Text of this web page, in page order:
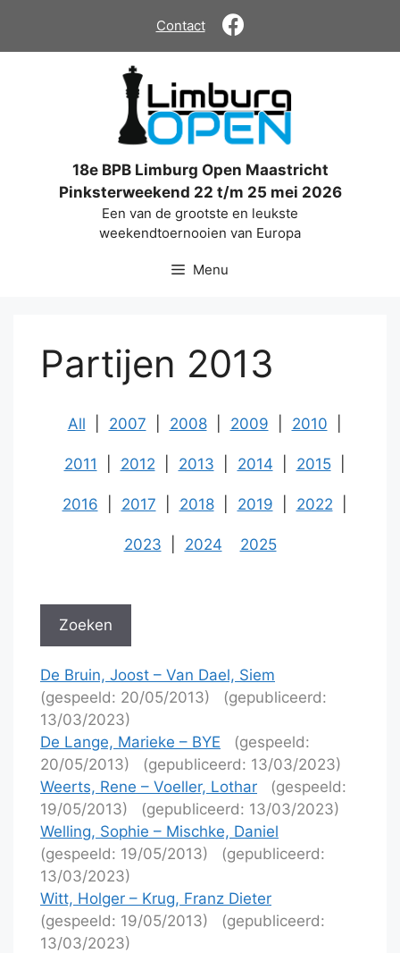
de
Contact
18e BPB Limburg Open Maastricht
Pinksterweekend 22 t/m 25 mei 2026
Een van de grootste en leukste
weekendtoernooien van Europa
Menu
Partijen 2013
All 2007 2008 2009 2010
2011 2012 2013 2014 2015
2016 2017 2018 2019 2022
2023 2024 2025
De Bruin, Joost – Van Dael, Siem
(gespeeld: 20/05/2013)
(gepubliceerd:
13/03/2023)
De Lange, Marieke – BYE
(gespeeld:
20/05/2013)
(gepubliceerd: 13/03/2023)
Weerts, Rene – Voeller, Lothar
(gespeeld:
19/05/2013)
(gepubliceerd: 13/03/2023)
Welling, Sophie – Mischke, Daniel
(gespeeld: 19/05/2013)
(gepubliceerd:
13/03/2023)
Witt, Holger – Krug, Franz Dieter
(gespeeld: 19/05/2013)
(gepubliceerd:
13/03/2023)